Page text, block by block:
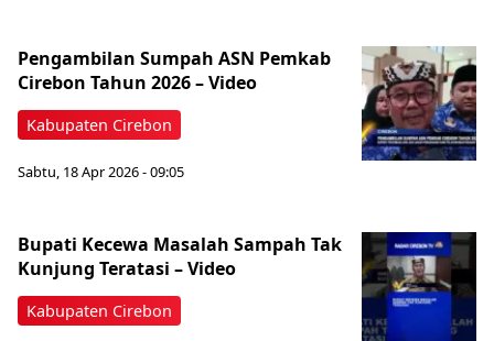
Kabupaten Cirebon
Pengambilan Sumpah ASN Pemkab
Cirebon Tahun 2026 – Video
Sabtu, 18 Apr 2026 - 09:05
Kabupaten Cirebon
Bupati Kecewa Masalah Sampah Tak
Kunjung Teratasi – Video